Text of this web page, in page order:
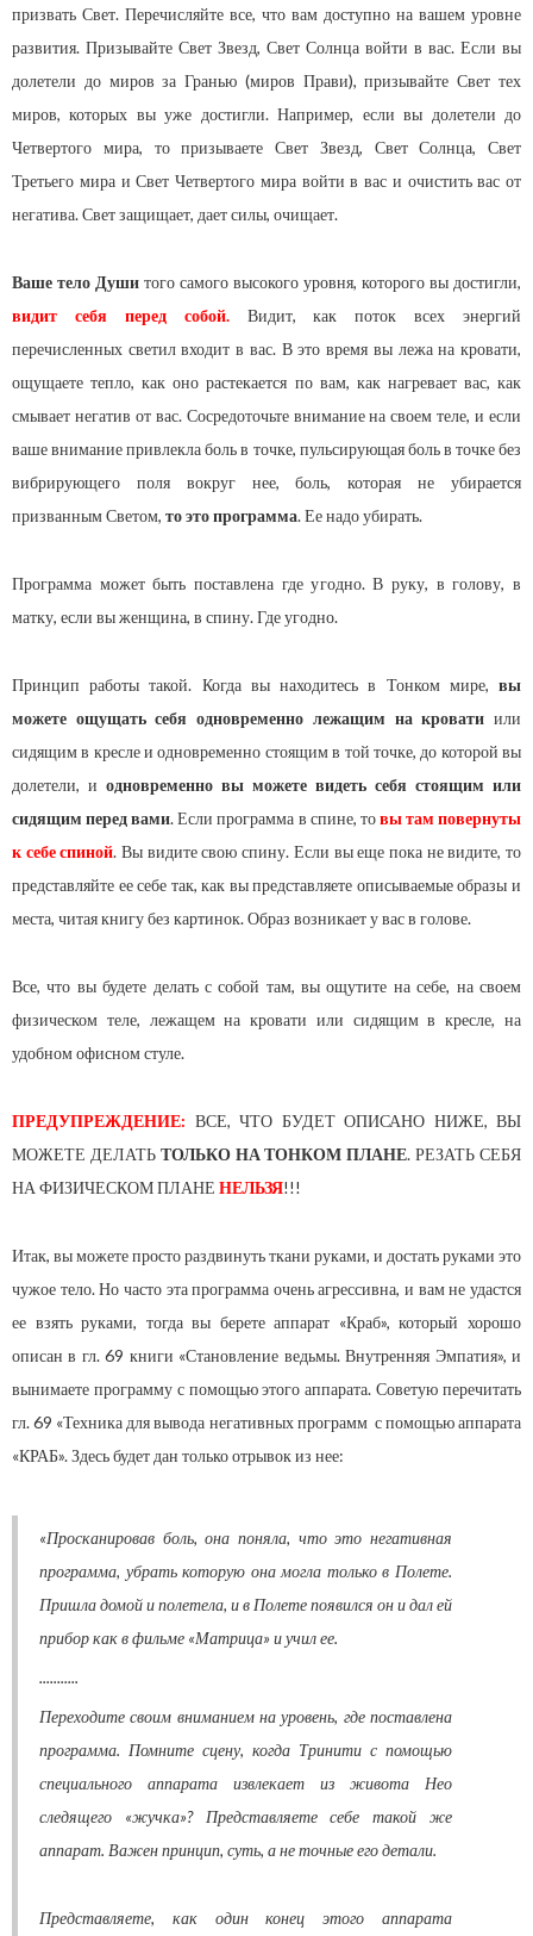
призвать Свет. Перечисляйте все, что вам доступно на вашем уровне
развития. Призывайте Свет Звезд, Свет Солнца войти в вас. Если вы
долетели до миров за Гранью (миров Прави), призывайте Свет тех
миров, которых вы уже достигли. Например, если вы долетели до
Четвертого мира, то призываете Свет Звезд, Свет Солнца, Свет
Третьего мира и Свет Четвертого мира войти в вас и очистить вас от
негатива. Свет защищает, дает силы, очищает.
Ваше тело Души того самого высокого уровня, которого вы достигли,
видит себя перед собой.Видит, как поток всех энергий
перечисленных светил входит в вас. В это время вы лежа на кровати,
ощущаете тепло, как оно растекается по вам, как нагревает вас, как
смывает негатив от вас. Сосредоточьте внимание на своем теле, и если
ваше внимание привлекла боль в точке, пульсирующая боль в точке без
вибрирующего поля вокруг нее, боль, которая не убирается
призванным Светом, то это программа. Ее надо убирать.
Программа может быть поставлена где угодно. В руку, в голову, в
матку, если вы женщина, в спину. Где угодно.
Принцип работы такой. Когда вы находитесь в Тонком мире, вы
можете ощущать себя одновременно лежащим на кровати или
сидящим в кресле и одновременно стоящим в той точке, до которой вы
долетели, и одновременно вы можете видеть себя стоящим или
сидящим перед вами. Если программа в спине, товы там повернуты
к себе спиной. Вы видите свою спину. Если вы еще пока не видите, то
представляйте ее себе так, как вы представляете описываемые образы и
места, читая книгу без картинок. Образ возникает у вас в голове.
Все, что вы будете делать с собой там, вы ощутите на себе, на своем
физическом теле, лежащем на кровати или сидящим в кресле, на
удобном офисном стуле.
ПРЕДУПРЕЖДЕНИЕ: ВСЕ, ЧТО БУДЕТ ОПИСАНО НИЖЕ, ВЫ
МОЖЕТЕ ДЕЛАТЬ ТОЛЬКО НА ТОНКОМ ПЛАНЕ. РЕЗАТЬ СЕБЯ
НА ФИЗИЧЕСКОМ ПЛАНЕ НЕЛЬЗЯ!!!
Итак, вы можете просто раздвинуть ткани руками, и достать руками это
чужое тело. Но часто эта программа очень агрессивна, и вам не удастся
ее взять руками, тогда вы берете аппарат «Краб», который хорошо
описан в гл. 69 книги «Становление ведьмы. Внутренняя Эмпатия», и
вынимаете программу с помощью этого аппарата. Советую перечитать
гл. 69 «Техника для вывода негативных программ с помощью аппарата
«КРАБ». Здесь будет дан только отрывок из нее:
«Просканировав боль, она поняла, что это негативная
программа, убрать которую она могла только в Полете.
Пришла домой и полетела, и в Полете появился он и дал ей
прибор как в фильме «Матрица» и учил ее.
...........
Переходите своим вниманием на уровень, где поставлена
программа. Помните сцену, когда Тринити с помощью
специального аппарата извлекает из живота Нео
следящего «жучка»? Представляете себе такой же
аппарат. Важен принцип, суть, а не точные его детали.
Представляете, как один конец этого аппарата